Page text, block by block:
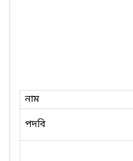
নাম
পদবি